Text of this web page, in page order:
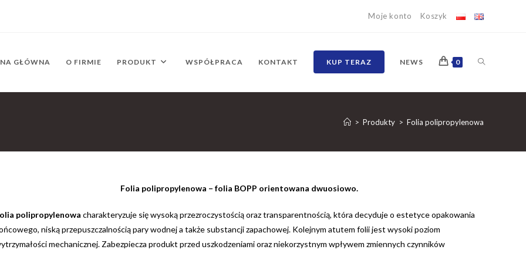
Moje konto Koszyk
GŁÓWNA O FIRMIE PRODUKT WSPÓŁPRACA KONTAKT KUP TERAZ NEWS 0 TOGGLE
WEBSITE
> Produkty > Folia polipropylenowa
Folia polipropylenowa – folia BOPP orientowana dwuosiowo.
polipropylenowa charakteryzuje się wysoką przezroczystością oraz transparentnością, która decyduje o estetyce opakowania
niską przepuszczalnością pary wodnej a także substancji zapachowej. Kolejnym atutem folii jest wysoki poziom
mechanicznej. Zabezpiecza produkt przed uszkodzeniami oraz niekorzystnym wpływem zmiennych czynników